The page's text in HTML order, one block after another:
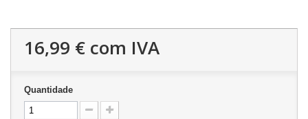
16,99 € com IVA
Quantidade